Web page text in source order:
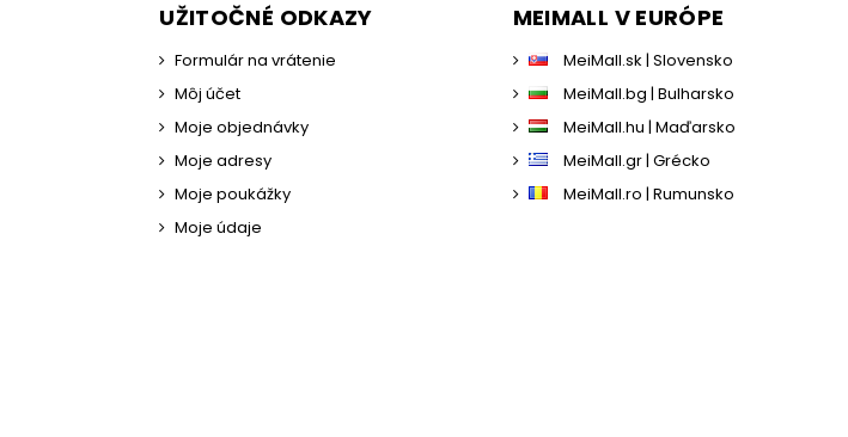
UŽITOČNÉ ODKAZY
Formulár na vrátenie
Môj účet
Moje objednávky
Moje adresy
Moje poukážky
Moje údaje
MEIMALL V EURÓPE
MeiMall.sk | Slovensko
MeiMall.bg | Bulharsko
MeiMall.hu | Maďarsko
MeiMall.gr | Grécko
MeiMall.ro | Rumunsko